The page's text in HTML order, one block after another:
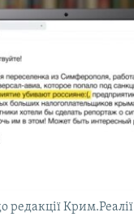
редакції Крим.Реалії